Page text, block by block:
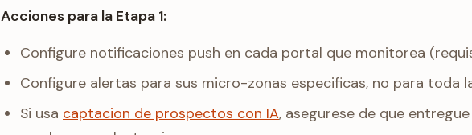
Acciones para la Etapa 1:
Configure notificaciones push en cada portal que monitorea
Configure alertas para sus micro-zonas especificas, no para toda
Si usa captacion de prospectos con IA, asegurese de que